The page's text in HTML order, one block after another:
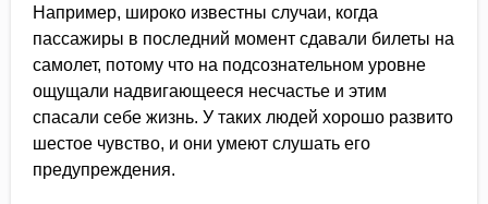
Например, широко известны случаи, когда
пассажиры в последний момент сдавали билеты на
самолет, потому что на подсознательном уровне
ощущали надвигающееся несчастье и этим
спасали себе жизнь. У таких людей хорошо развито
шестое чувство, и они умеют слушать его
предупреждения.